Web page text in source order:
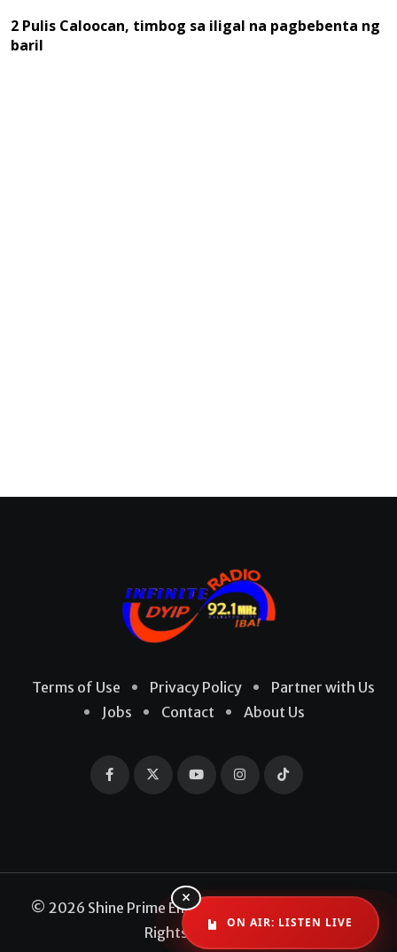
2 Pulis Caloocan, timbog sa iligal na pagbebenta ng
baril
Terms of Use Privacy Policy
Partner with Us
Jobs
Contact About Us
© 2026 Shine Prime Entertainment Production. All
Rights Reserved
×
ON AIR: LISTEN LIVE